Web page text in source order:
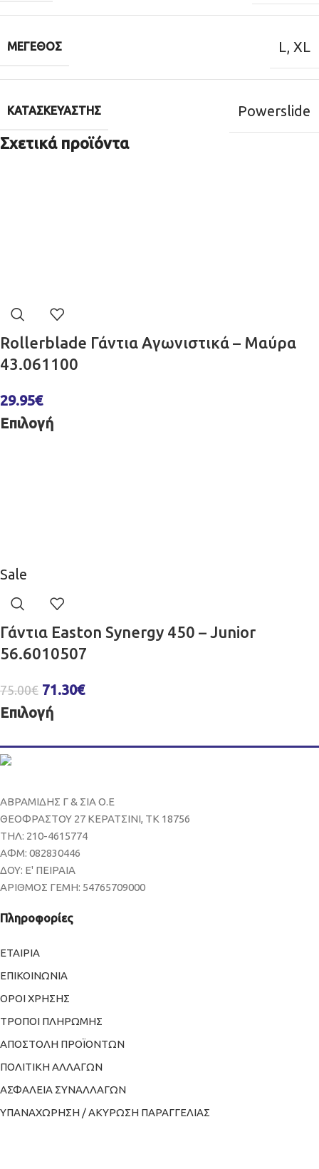
ΜΈΓΕΘΟΣ L, XL
ΚΑΤΑΣΚΕΥΑΣΤΉΣ Powerslide
Σχετικά προϊόντα
Rollerblade Γάντια Αγωνιστικά – Μαύρα
43.061100
29.95€
Επιλογή
Sale
Γάντια Easton Synergy 450 – Junior
56.6010507
75.00€ 71.30€
Επιλογή
ΑΒΡΑΜΙΔΗΣ Γ & ΣΙΑ Ο.Ε
ΘΕΟΦΡΑΣΤΟΥ 27 ΚΕΡΑΤΣΙΝΙ, ΤΚ 18756
ΤΗΛ: 210-4615774
ΑΦΜ: 082830446
ΔΟΥ: Ε' ΠΕΙΡΑΙΑ
ΑΡΙΘΜΟΣ ΓΕΜΗ: 54765709000
Πληροφορίες
ΕΤΑΙΡΙΑ
ΕΠΙΚΟΙΝΩΝΙΑ
ΟΡΟΙ ΧΡΗΣΗΣ
ΤΡΟΠΟΙ ΠΛΗΡΩΜΗΣ
ΑΠΟΣΤΟΛΗ ΠΡΟΪΟΝΤΩΝ
ΠΟΛΙΤΙΚΗ ΑΛΛΑΓΩΝ
ΑΣΦΑΛΕΙΑ ΣΥΝΑΛΛΑΓΩΝ
ΥΠΑΝΑΧΩΡΗΣΗ / ΑΚΥΡΩΣΗ ΠΑΡΑΓΓΕΛΙΑΣ